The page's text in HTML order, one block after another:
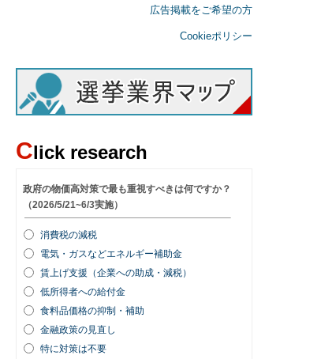
広告掲載をご希望の方
Cookieポリシー
Click research